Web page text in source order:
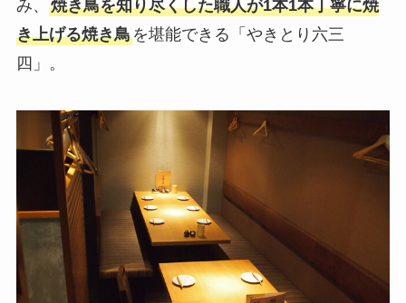
み、 焼き鳥を知り尽くした職人が1本1本丁寧に焼
き上げる焼き鳥を堪能できる「やきとり六三
四」。